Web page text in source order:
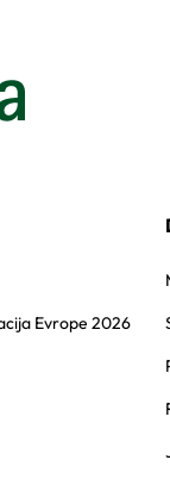
Evrope 2026